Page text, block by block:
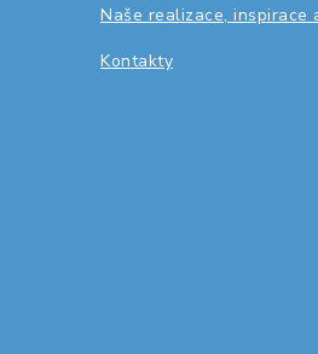
Naše realizace, inspirace
Kontakty